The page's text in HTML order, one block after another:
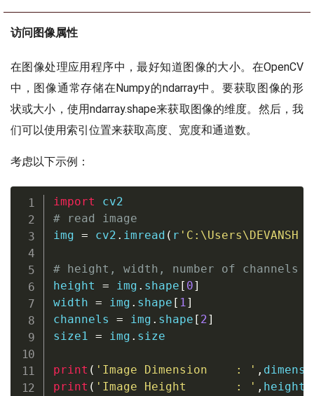
访问图像属性
在图像处理应用程序中，最好知道图像的大小。在OpenCV
中，图像通常存储在Numpy的ndarray中。要获取图像的形
状或大小，使用ndarray.shape来获取图像的维度。然后，我
们可以使用索引位置来获取高度、宽度和通道数。
考虑以下示例：
import
# read image
img = cv2 . imread ( r 'C:\Users\DEVANSH
# height, width, number of channels
height = img . shape [ 0]
width = img . shape [ 1]
channels = img . shape [ 2]
size1 = img . size
print ( 'Image Dimension    : ' ,
print ( 'Image Height       : ' , height